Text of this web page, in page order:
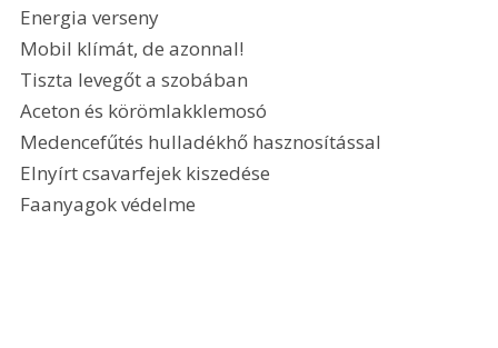
Energia verseny
Mobil klímát, de azonnal!
Tiszta levegőt a szobában
Aceton és körömlakklemosó
Medencefűtés hulladékhő hasznosítással
Elnyírt csavarfejek kiszedése
Faanyagok védelme